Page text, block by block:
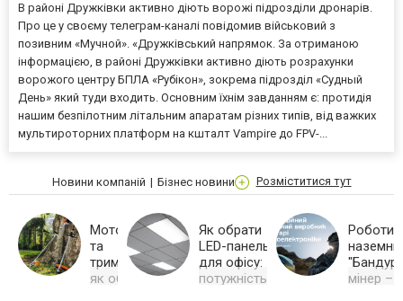
В районі Дружківки активно діють ворожі підрозділи дронарів.
Про це у своєму телеграм-каналі повідомив військовий з
позивним «Мучной». «Дружківський напрямок. За отриманою
інформацією, в районі Дружківки активно діють розрахунки
ворожого центру БПЛА «Рубікон», зокрема підрозділ «Судный
День» який туди входить. Основним їхнім завданням є: протидія
нашим безпілотним літальним апаратам різних типів, від важких
мультироторних платформ на кшталт Vampire до FPV-...
Новини компаній Бізнес новини Розміститися тут
Мотокоси
та
тримери:
як обрати
Як обрати
LED-панель
для офісу:
потужність,
мінер –